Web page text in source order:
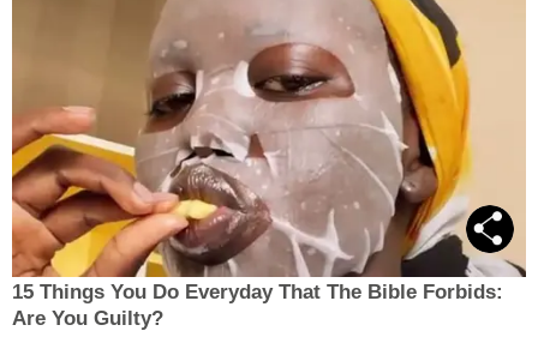
15 Things You Do Everyday That The Bible Forbids:
Are You Guilty?